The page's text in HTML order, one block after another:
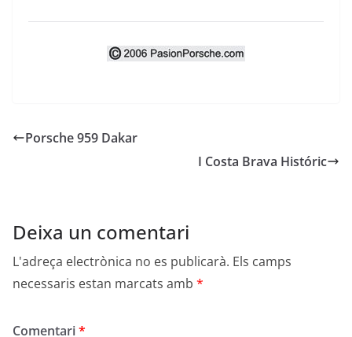
Porsche 959 Dakar
I Costa Brava Históric
Deixa un comentari
L'adreça electrònica no es publicarà. Els camps
necessaris estan marcats amb *
Comentari*